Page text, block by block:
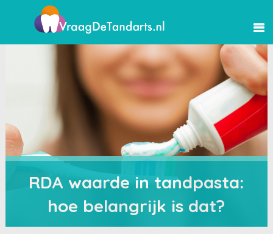
RDA waarde in tandpasta:
hoe belangrijk is dat?